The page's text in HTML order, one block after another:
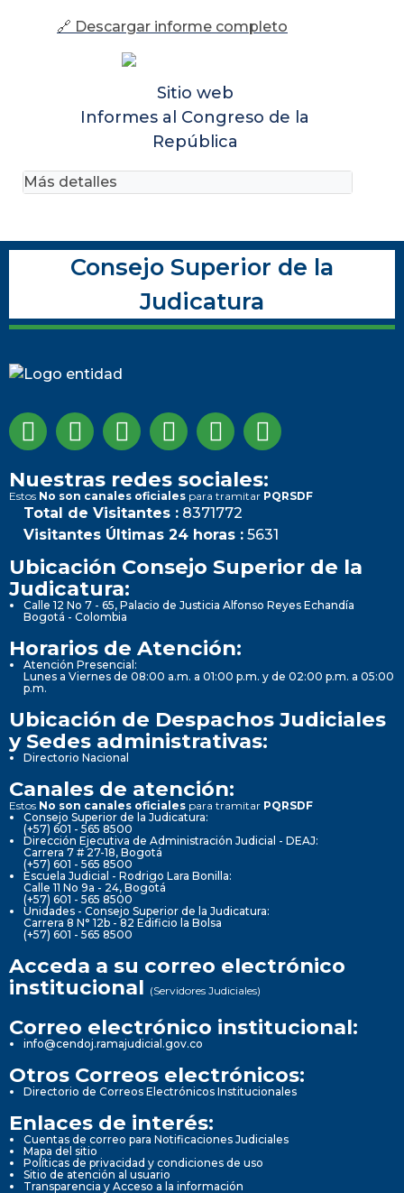
🔗 Descargar informe completo
Sitio web
Informes al Congreso de la
República
Más detalles
Consejo Superior de la
Judicatura
Nuestras redes sociales:
Estos No son canales oficiales para tramitar PQRSDF
Total de Visitantes : 8371772
Visitantes Últimas 24 horas : 5631
Ubicación Consejo Superior de la
Judicatura:
Calle 12 No 7 - 65, Palacio de Justicia Alfonso Reyes Echandía
Bogotá - Colombia
Horarios de Atención:
Atención Presencial:
Lunes a Viernes de 08:00 a.m. a 01:00 p.m. y de 02:00 p.m. a 05:00
p.m.
Ubicación de Despachos Judiciales
y Sedes administrativas:
Directorio Nacional
Canales de atención:
Estos No son canales oficiales para tramitar PQRSDF
Consejo Superior de la Judicatura:
(+57) 601 - 565 8500
Dirección Ejecutiva de Administración Judicial - DEAJ:
Carrera 7 # 27-18, Bogotá
(+57) 601 - 565 8500
Escuela Judicial - Rodrigo Lara Bonilla:
Calle 11 No 9a - 24, Bogotá
(+57) 601 - 565 8500
Unidades - Consejo Superior de la Judicatura:
Carrera 8 N° 12b - 82 Edificio la Bolsa
(+57) 601 - 565 8500
Acceda a su correo electrónico
institucional (Servidores Judiciales)
Correo electrónico institucional:
info@cendoj.ramajudicial.gov.co
Otros Correos electrónicos:
Directorio de Correos Electrónicos Institucionales
Enlaces de interés:
Cuentas de correo para Notificaciones Judiciales
Mapa del sitio
Políticas de privacidad y condiciones de uso
Sitio de atención al usuario
Transparencia y Acceso a la información